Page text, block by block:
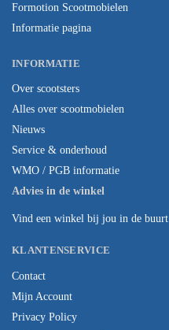
Formotion Scootmobielen
Informatie pagina
INFORMATIE
Over scootsters
Alles over scootmobielen
Nieuws
Service & onderhoud
WMO / PGB informatie
Advies in de winkel
Vind een winkel bij jou in de buurt
KLANTENSERVICE
Contact
Mijn Account
Privacy Policy